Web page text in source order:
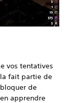
vos tentatives
fait partie de
de
apprendre